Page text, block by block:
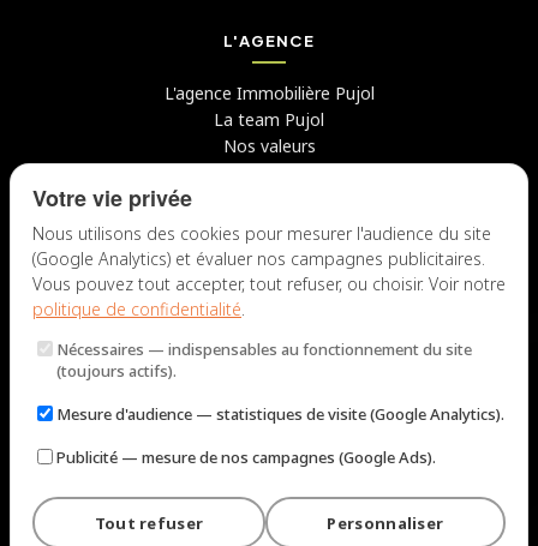
L'AGENCE
L'agence Immobilière Pujol
La team Pujol
Nos valeurs
Candidater chez nous
NOUS CONTACTER
Lun – Jeu : 9h – 12h / 14h – 18h
© 2026 Immobilière Pujol — Marseille. Tous droits réservés.
Votre vie privée
Nous utilisons des cookies pour mesurer l'audience du site
(Google Analytics) et évaluer nos campagnes publicitaires.
Vous pouvez tout accepter, tout refuser, ou choisir. Voir notre
politique de confidentialité.
Nécessaires — indispensables au fonctionnement du site
(toujours actifs).
Mesure d'audience — statistiques de visite (Google Analytics).
Publicité — mesure de nos campagnes (Google Ads).
Tout refuser Personnaliser